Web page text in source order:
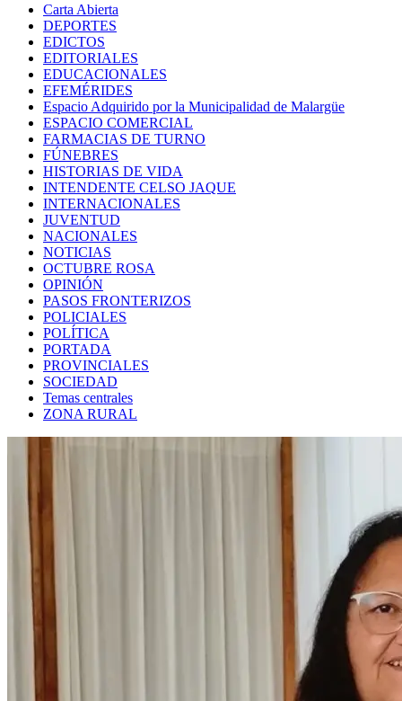
Carta Abierta
DEPORTES
EDICTOS
EDITORIALES
EDUCACIONALES
EFEMÉRIDES
Espacio Adquirido por la Municipalidad de Malargüe
ESPACIO COMERCIAL
FARMACIAS DE TURNO
FÚNEBRES
HISTORIAS DE VIDA
INTENDENTE CELSO JAQUE
INTERNACIONALES
JUVENTUD
NACIONALES
NOTICIAS
OCTUBRE ROSA
OPINIÓN
PASOS FRONTERIZOS
POLICIALES
POLÍTICA
PORTADA
PROVINCIALES
SOCIEDAD
Temas centrales
ZONA RURAL